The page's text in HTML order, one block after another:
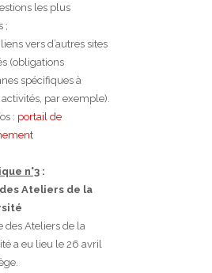
les plus
;
vers d’autres sites
(obligations
spécifiques à
par exemple).
: portail de
n°3 :
Ateliers de la
des Ateliers de la
a eu lieu le 26 avril